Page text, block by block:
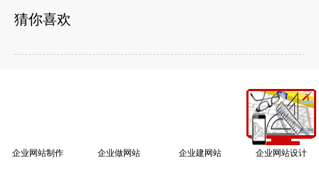
猜你喜欢
企业网站制作 企业做网站 企业建网站 企业网站设计